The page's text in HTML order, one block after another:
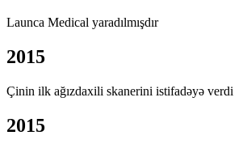
Launca Medical yaradılmışdır
2015
Çinin ilk ağızdaxili skanerini istifadəyə verdi
2015